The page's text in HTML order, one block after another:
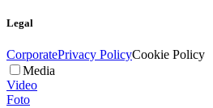
Legal
CorporatePrivacy PolicyCookie Policy
Media
Video
Foto